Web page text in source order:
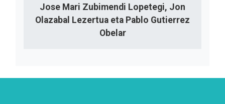
Jose Mari Zubimendi Lopetegi, Jon
Olazabal Lezertua eta Pablo Gutierrez
Obelar